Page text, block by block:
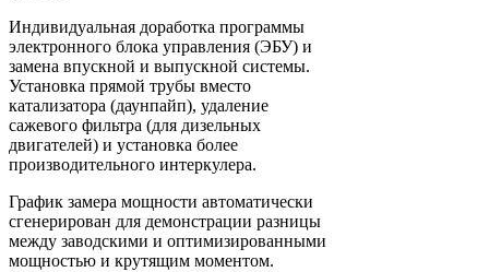
Индивидуальная доработка программы
электронного блока управления (ЭБУ) и
замена впускной и выпускной системы.
Установка прямой трубы вместо
катализатора (даунпайп), удаление
сажевого фильтра (для дизельных
двигателей) и установка более
производительного интеркулера.
График замера мощности автоматически
сгенерирован для демонстрации разницы
между заводскими и оптимизированными
мощностью и крутящим моментом.